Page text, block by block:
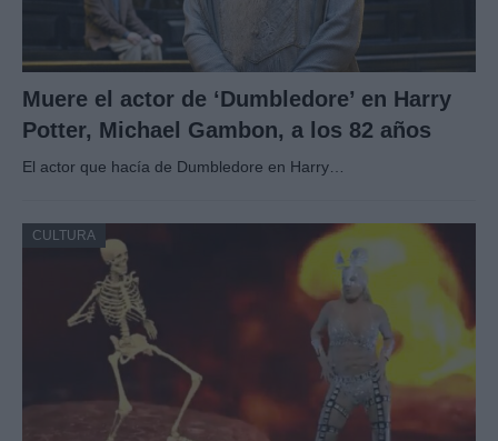
Muere el actor de ‘Dumbledore’ en Harry
Potter, Michael Gambon, a los 82 años
El actor que hacía de Dumbledore en Harry…
CULTURA